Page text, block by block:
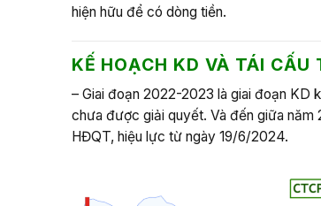
hiện hữu để có dòng tiền.
KẾ HOẠCH KD VÀ TÁI CẤU
– Giai đoạn 2022-2023 là giai đoạn KD
chưa được giải quyết. Và đến giữa
HĐQT, hiệu lực từ ngày 19/6/2024.